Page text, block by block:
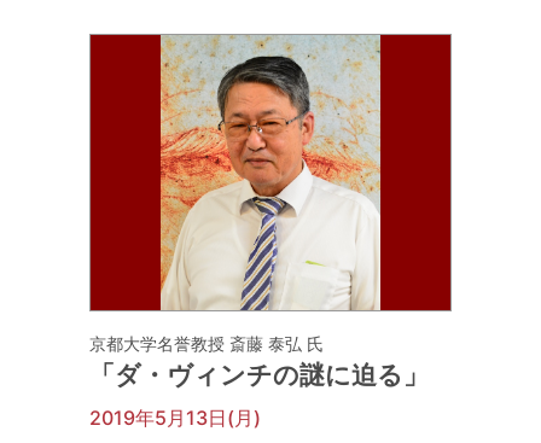
京都大学名誉教授 斎藤 泰弘 氏
「ダ・ヴィンチの謎に迫る」
2019年5月13日(月)